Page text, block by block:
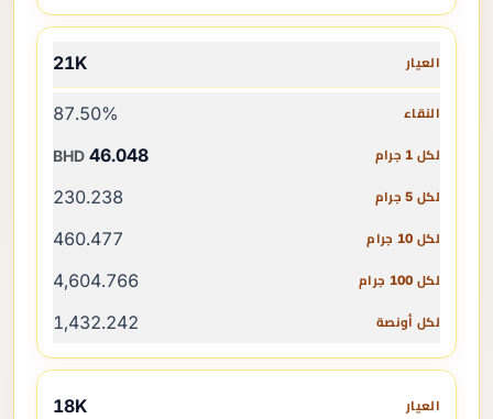
21K
87.50%
46.048
BHD
230.238
460.477
4,604.766
1,432.242
18K